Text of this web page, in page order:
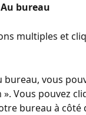
Au bureau
multiples et
vous
Vous pouvez
bureau à côté